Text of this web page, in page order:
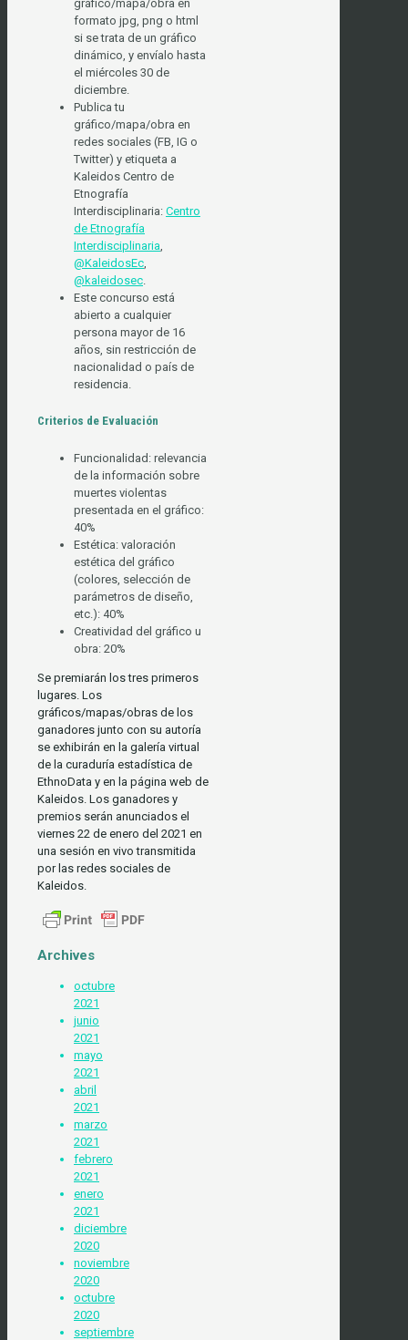
gráfico/mapa/obra en
formato jpg, png o html
si se trata de un gráfico
dinámico, y envíalo hasta
el miércoles 30 de
diciembre.
Publica tu
gráfico/mapa/obra en
redes sociales (FB, IG o
Twitter) y etiqueta a
Kaleidos Centro de
Etnografía
Interdisciplinaria: Centro
de Etnografía
Interdisciplinaria
@KaleidosEc
@kaleidosec
Este concurso está
abierto a cualquier
persona mayor de 16
años, sin restricción de
nacionalidad o país de
residencia.
Criterios de Evaluación
Funcionalidad: relevancia
de la información sobre
muertes violentas
presentada en el gráfico:
40%
Estética: valoración
estética del gráfico
(colores, selección de
parámetros de diseño,
etc.): 40%
Creatividad del gráfico u
obra: 20%
Se premiarán los tres primeros
lugares. Los
gráficos/mapas/obras de los
ganadores junto con su autoría
se exhibirán en la galería virtual
de la curaduría estadística de
EthnoData y en la página web de
Kaleidos. Los ganadores y
premios serán anunciados el
viernes 22 de enero del 2021 en
una sesión en vivo transmitida
por las redes sociales de
Kaleidos.
Archives
octubre
2021
junio
2021
mayo
2021
abril
2021
marzo
2021
febrero
2021
enero
2021
diciembre
2020
noviembre
2020
octubre
2020
septiembre